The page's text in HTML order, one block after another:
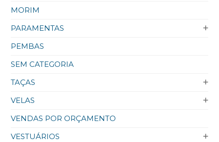
MORIM
PARAMENTAS
PEMBAS
SEM CATEGORIA
TAÇAS
VELAS
VENDAS POR ORÇAMENTO
VESTUÁRIOS